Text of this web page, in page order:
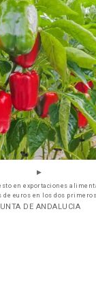
en exportaciones
euros en los dos
DE ANDALUCIA